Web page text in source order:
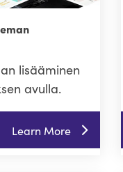
lisääminen
avulla.
Learn More